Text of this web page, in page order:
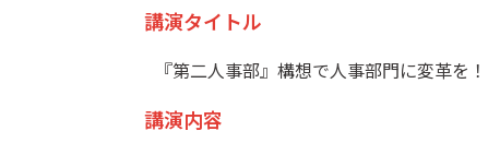
講演タイトル
『第二人事部』構想で人事部門に変革を
講演内容